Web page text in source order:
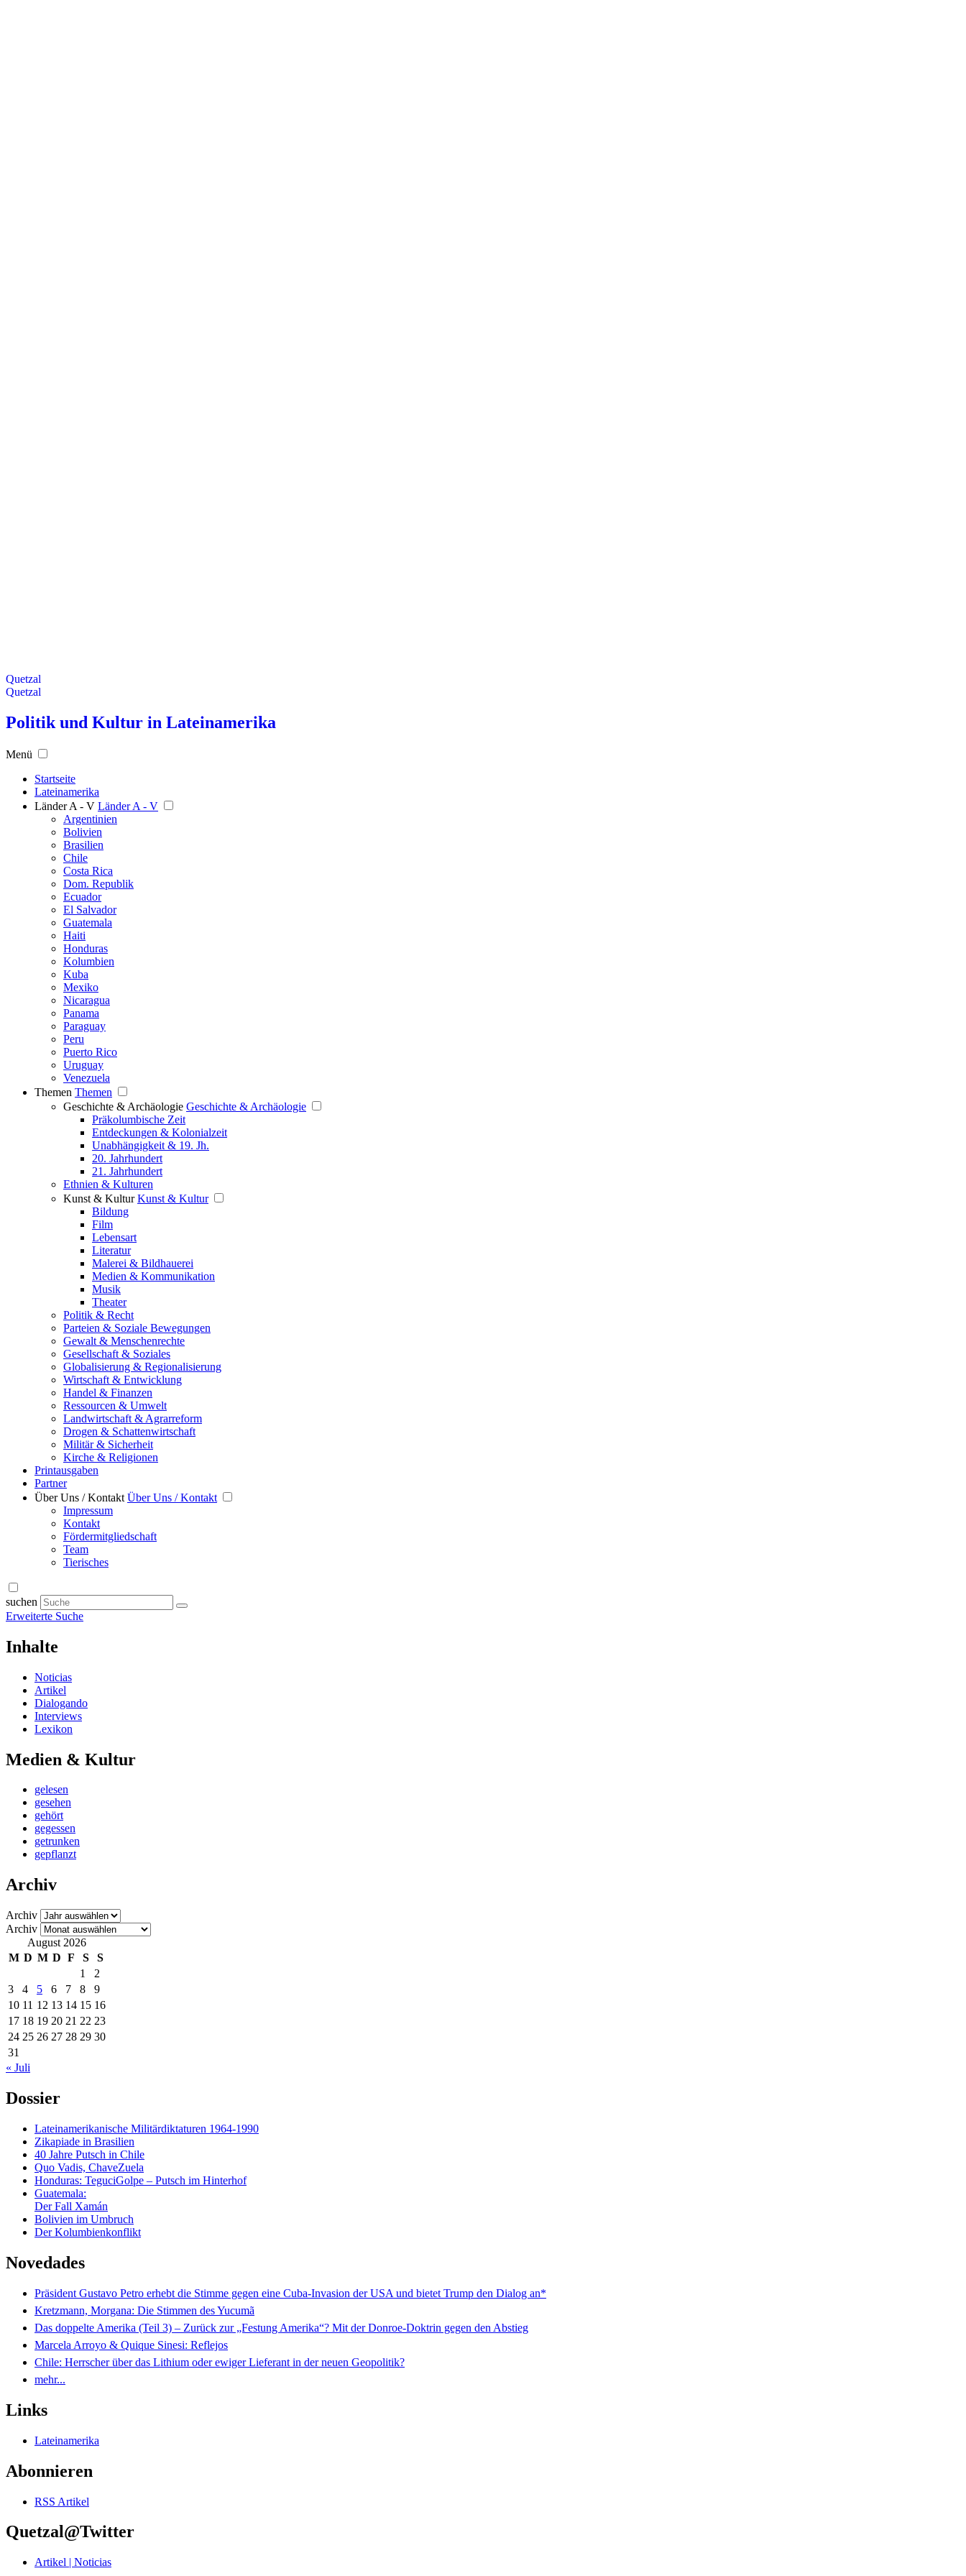
Quetzal
Quetzal
Politik und Kultur in Lateinamerika
Menü
Startseite
Lateinamerika
Länder A - V Länder A - V
Argentinien
Bolivien
Brasilien
Chile
Costa Rica
Dom. Republik
Ecuador
El Salvador
Guatemala
Haiti
Honduras
Kolumbien
Kuba
Mexiko
Nicaragua
Panama
Paraguay
Peru
Puerto Rico
Uruguay
Venezuela
Themen Themen
Geschichte & Archäologie Geschichte & Archäologie
Präkolumbische Zeit
Entdeckungen & Kolonialzeit
Unabhängigkeit & 19. Jh.
20. Jahrhundert
21. Jahrhundert
Ethnien & Kulturen
Kunst & Kultur Kunst & Kultur
Bildung
Film
Lebensart
Literatur
Malerei & Bildhauerei
Medien & Kommunikation
Musik
Theater
Politik & Recht
Parteien & Soziale Bewegungen
Gewalt & Menschenrechte
Gesellschaft & Soziales
Globalisierung & Regionalisierung
Wirtschaft & Entwicklung
Handel & Finanzen
Ressourcen & Umwelt
Landwirtschaft & Agrarreform
Drogen & Schattenwirtschaft
Militär & Sicherheit
Kirche & Religionen
Printausgaben
Partner
Über Uns / Kontakt Über Uns / Kontakt
Impressum
Kontakt
Fördermitgliedschaft
Team
Tierisches
suchen
Erweiterte Suche
Inhalte
Noticias
Artikel
Dialogando
Interviews
Lexikon
Medien & Kultur
gelesen
gesehen
gehört
gegessen
getrunken
gepflanzt
Archiv
Archiv
Archiv
August 2026
M D M D F S
S
1
2
3
4 5 6 7 8
9
10 11 12 13 14 15 16
17 18 19 20 21 22 23
24 25 26 27 28 29 30
31
« Juli
Dossier
Lateinamerikanische Militärdiktaturen 1964-1990
Zikapiade in Brasilien
40 Jahre Putsch in Chile
Quo Vadis, ChaveZuela
Honduras: TeguciGolpe – Putsch im Hinterhof
Guatemala:
Der Fall Xamán
Bolivien im Umbruch
Der Kolumbienkonflikt
Novedades
Präsident Gustavo Petro erhebt die Stimme gegen eine Cuba-Invasion der USA und bietet Trump den Dialog an*
Kretzmann, Morgana: Die Stimmen des Yucumã
Das doppelte Amerika (Teil 3) – Zurück zur „Festung Amerika“? Mit der Donroe-Doktrin gegen den Abstieg
Marcela Arroyo & Quique Sinesi: Reflejos
Chile: Herrscher über das Lithium oder ewiger Lieferant in der neuen Geopolitik?
mehr...
Links
Lateinamerika
Abonnieren
RSS Artikel
Quetzal@Twitter
Artikel | Noticias